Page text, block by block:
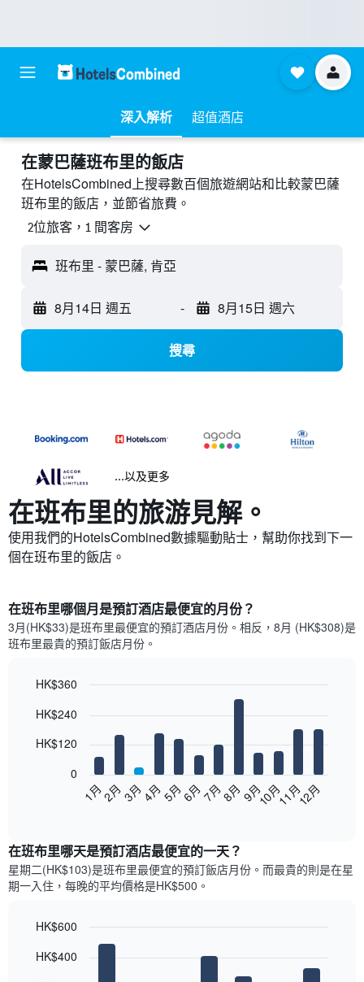
深入解析 超值酒店
​在蒙巴薩班布里​的飯店
在HotelsCombined上搜尋數百個旅遊網站和比較蒙巴薩
班布里的飯店，並節省旅費。
2位旅客，1 間客房
班布里 - 蒙巴薩, 肯亞
8月14日 週五 - 8月15日 週六
搜尋
...以及更多
在班布里​的旅游見解。
使用我們的HotelsCombined數據驅動貼士，幫助你找到下一
個在班布里​的飯店。
在班布里哪個月是預訂酒店最便宜的月份？
3月(HK$33)是班布里​最便宜的預訂酒店月份。​相反，8月 (HK$308)是
班布里最貴的預訂飯店月份。
chart
12
顯
示
每
個
的
間
graphic.
1月2月3月4月5月6月7月8月9月10月11月12月
0
HK$120
HK$240
HK$360
在班布里哪天是預訂酒店最便宜的一天？
星期二(HK$103)是班布里​最便宜的預訂飯店月份。而最貴的則是在星
期一​入住，每晚的平均價格是HK$500​​。
chart
graphic.
HK$400
HK$600